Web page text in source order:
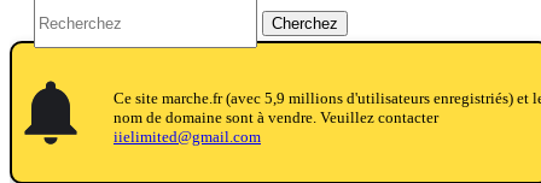
Cherchez
notifications
notifications
Ce site marche.fr (avec 5,9 millions d'utilisateurs enregistriés) et
nom de domaine sont à vendre. Veuillez contacter
iielimited@gmail.com